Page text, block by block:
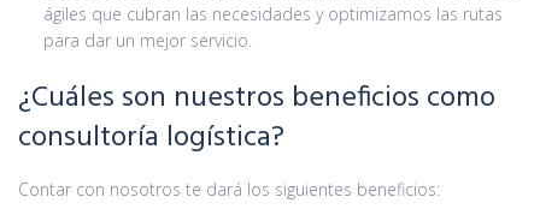
ágiles que cubran las necesidades y optimizamos las rutas
para dar un mejor servicio.
¿Cuáles son nuestros beneficios como
consultoría logística?
Contar con nosotros te dará los siguientes beneficios: